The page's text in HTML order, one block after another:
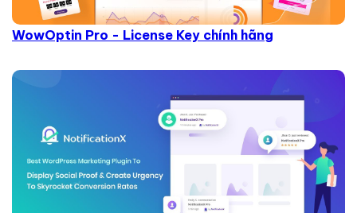
WowOptin Pro - License Key chính hãng